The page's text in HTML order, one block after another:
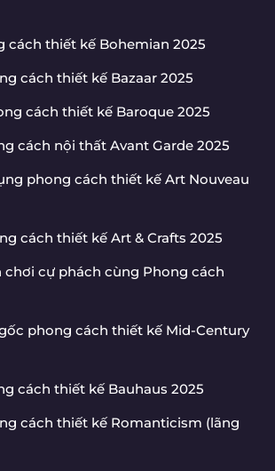
cách thiết kế Bohemian 2025
cách thiết kế Bazaar 2025
cách thiết kế Baroque 2025
cách nội thất Avant Garde 2025
phong cách thiết kế Art Nouveau
cách thiết kế Art & Crafts 2025
chơi cự phách cùng Phong cách
phong cách thiết kế Mid-Century
cách thiết kế Bauhaus 2025
cách thiết kế Romanticism (lãng